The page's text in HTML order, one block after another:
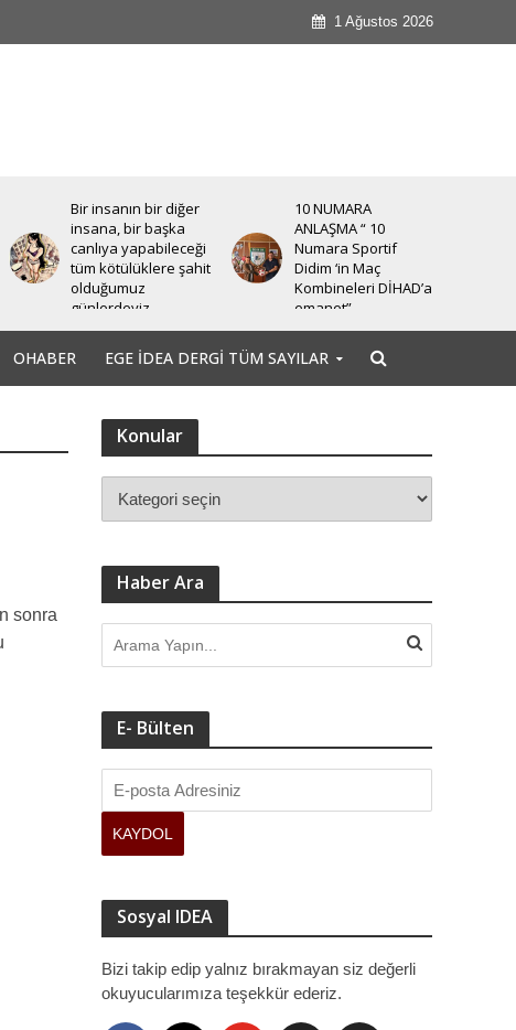
1 Ağustos 2026
Bir insanın bir diğer
insana, bir başka
canlıya yapabileceği
tüm kötülüklere şahit
olduğumuz
günlerdeyiz.
10 NUMARA
ANLAŞMA “ 10
Numara Sportif
Didim ‘in Maç
Kombineleri DİHAD’a
emanet”
OHABER EGE İDEA DERGI TÜM SAYILAR
sonra
Konular
Haber Ara
E- Bülten
Sosyal IDEA
Bizi takip edip yalnız bırakmayan siz değerli
okuyucularımıza teşekkür ederiz.